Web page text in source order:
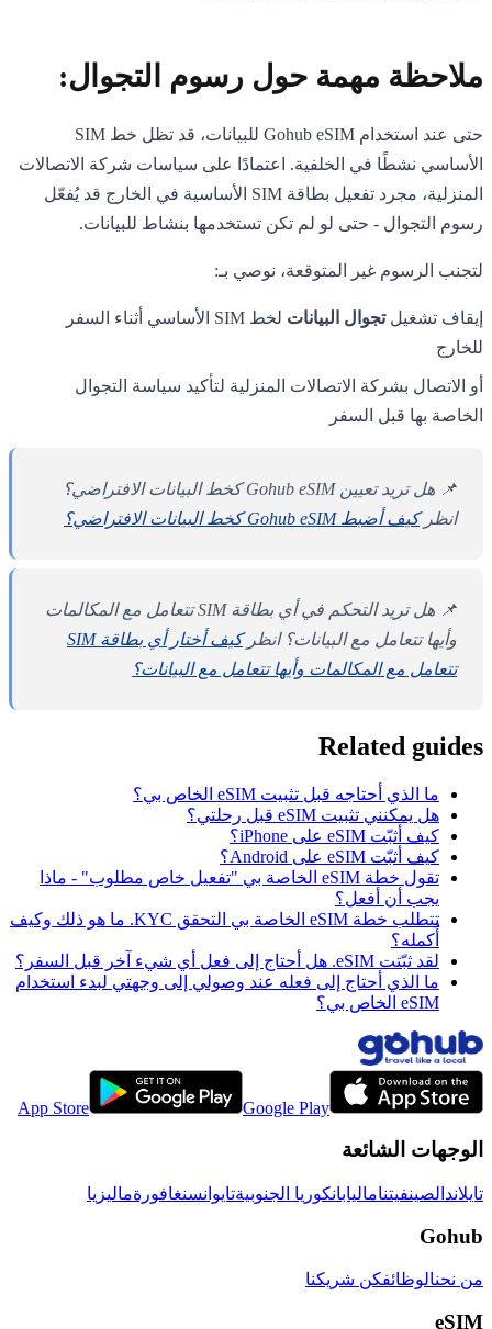
ملاحظة مهمة حول رسوم التجوال:
حتى عند استخدام Gohub eSIM للبيانات، قد تظل خط SIM
الأساسي نشطًا في الخلفية. اعتمادًا على سياسات شركة الاتصالات
المنزلية، مجرد تفعيل بطاقة SIM الأساسية في الخارج قد يُفعّل
رسوم التجوال - حتى لو لم تكن تستخدمها بنشاط للبيانات.
لتجنب الرسوم غير المتوقعة، نوصي بـ:
إيقاف تشغيلتجوال البيانات
لخط SIM الأساسي أثناء السفر
للخارج
أو الاتصال بشركة الاتصالات المنزلية لتأكيد سياسة التجوال
الخاصة بها قبل السفر
📌 هل تريد تعيين Gohub eSIM كخط البيانات الافتراضي؟
انظركيف أضبط Gohub eSIM كخط البيانات الافتراضي؟
📌 هل تريد التحكم في أي بطاقة SIM تتعامل مع المكالمات
وأيها تتعامل مع البيانات؟ انظر
كيف أختار أي بطاقة SIM
تتعامل مع المكالمات وأيها تتعامل مع البيانات؟
Related guides
ما الذي أحتاجه قبل تثبيت eSIM الخاص بي؟
هل يمكنني تثبيت eSIM قبل رحلتي؟
كيف أثبّت eSIM على iPhone؟
كيف أثبّت eSIM على Android؟
تقول خطة eSIM الخاصة بي "تفعيل خاص مطلوب" - ماذا
يجب أن أفعل؟
تتطلب خطة eSIM الخاصة بي التحقق KYC. ما هو ذلك وكيف
أُكمله؟
لقد ثبّتت eSIM. هل أحتاج إلى فعل أي شيء آخر قبل السفر؟
ما الذي أحتاج إلى فعله عند وصولي إلى وجهتي لبدء استخدام
eSIM الخاص بي؟
App Store Google Play
الوجهات الشائعة
تايلاند الصينفيتناماليابانكوريا الجنوبيةتايوانسنغافورةماليزيا
Gohub
من نحنالوظائفكن شريكنا
eSIM